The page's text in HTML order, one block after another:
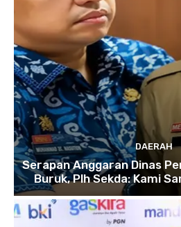
DAERAH
Serapan Anggaran Dinas
Buruk, Plh Sekda: Kami